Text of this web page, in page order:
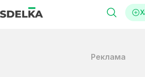
Реклама